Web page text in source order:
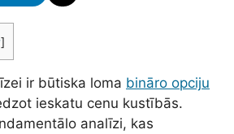
]
ir būtiska loma bināro opciju
ieskatu cenu kustībās.
analīzi, kas